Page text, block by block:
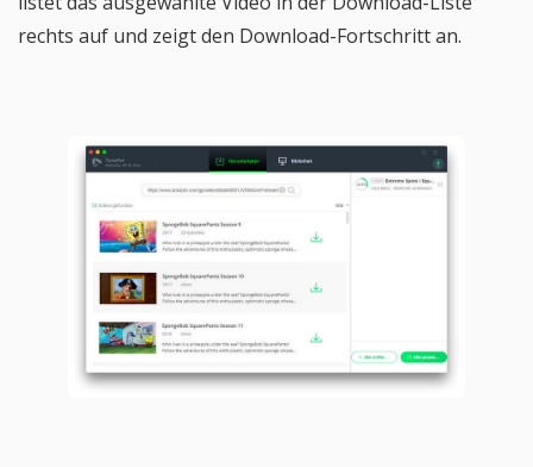
rechts auf und zeigt den Download-Fortschritt an.